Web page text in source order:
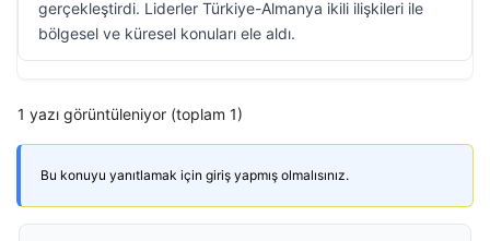
gerçekleştirdi. Liderler Türkiye-Almanya ikili ilişkileri ile
bölgesel ve küresel konuları ele aldı.
1 yazı görüntüleniyor (toplam 1)
Bu konuyu yanıtlamak için giriş yapmış olmalısınız.